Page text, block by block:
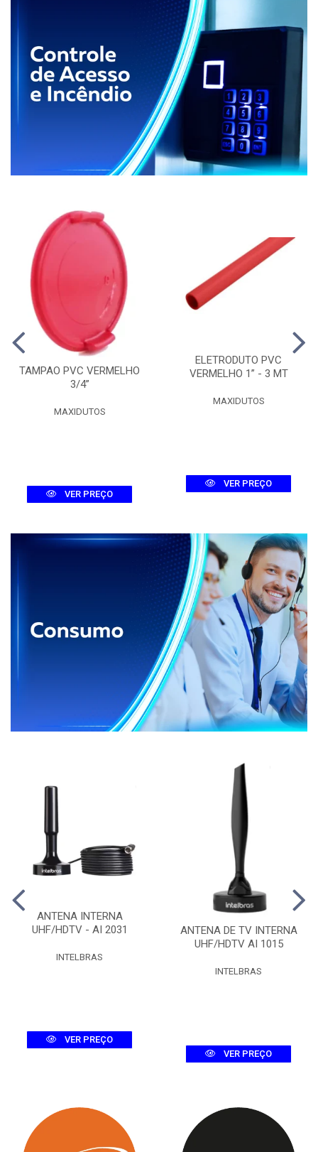
TAMPAO PVC VERMELHO
3/4”
MAXIDUTOS
VER PREÇO
ELETRODUTO PVC
VERMELHO 1” - 3 MT
MAXIDUTOS
VER PREÇO
ANTENA INTERNA
UHF/HDTV - AI 2031
INTELBRAS
VER PREÇO
ANTENA DE TV INTERNA
UHF/HDTV AI 1015
INTELBRAS
VER PREÇO